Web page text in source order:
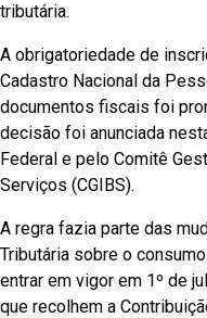
tributária.
A obrigatoriedade de
Cadastro Nacional da
documentos fiscais foi
decisão foi anunciada
Federal e pelo Comitê
Serviços (CGIBS).
A regra fazia parte das
Tributária sobre o
entrar em vigor em 1º de
que recolhem a